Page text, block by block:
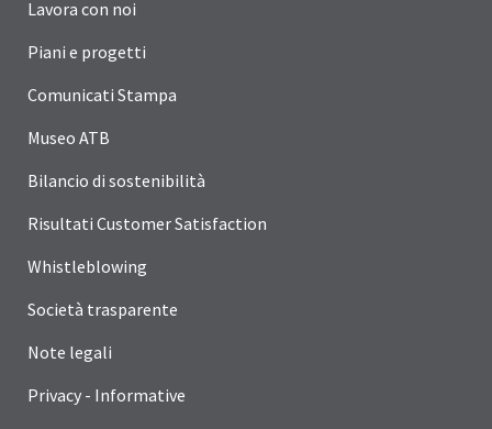
Lavora con noi
Piani e progetti
Comunicati Stampa
Museo ATB
Bilancio di sostenibilità
Risultati Customer Satisfaction
Whistleblowing
Società trasparente
Note legali
Privacy - Informative